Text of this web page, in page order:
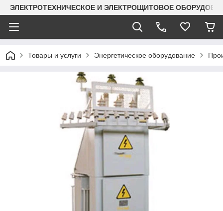
ЭЛЕКТРОТЕХНИЧЕСКОЕ И ЭЛЕКТРОЩИТОВОЕ
Товары и услуги Энергетическое оборудование